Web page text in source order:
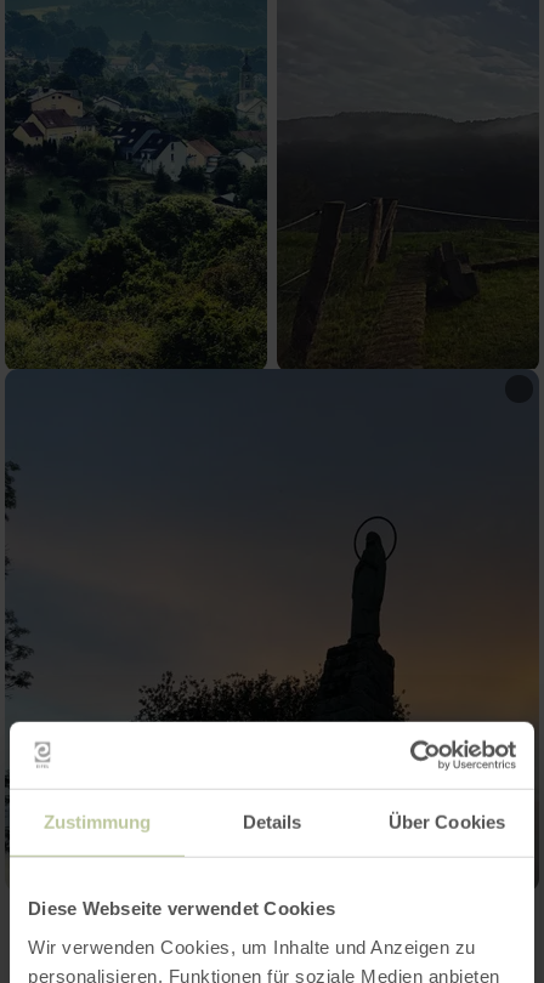
Zustimmung Details Über Cookies
Diese Webseite verwendet Cookies
Wir verwenden Cookies, um Inhalte und Anzeigen zu
personalisieren, Funktionen für soziale Medien anbieten